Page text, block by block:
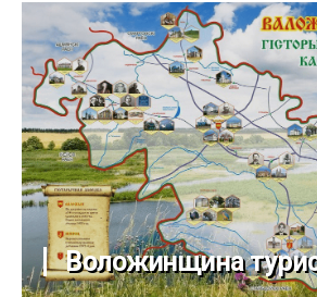
Воложинщина